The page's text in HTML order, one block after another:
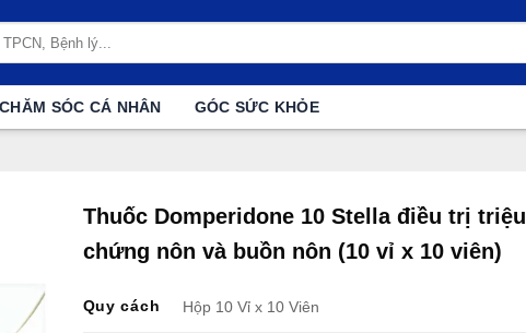
CHĂM SÓC CÁ NHÂN GÓC SỨC KHỎE
Thuốc Domperidone 10 Stella điều trị triệu
chứng nôn và buồn nôn (10 vỉ x 10 viên)
Quy cách Hộp 10 Vỉ x 10 Viên